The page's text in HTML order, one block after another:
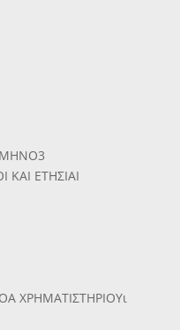
ΜΗΝΟ3
ΕΤΗΣΙΑΙ
ΧΡΗΜΑΤΙΣΤΗΡΙΟΥι